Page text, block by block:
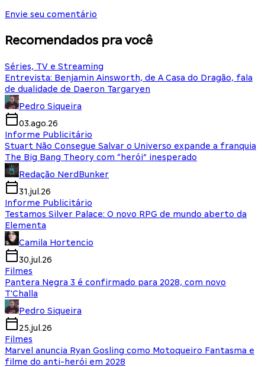
Envie seu comentário
Recomendados pra você
Séries, TV e Streaming
Entrevista: Benjamin Ainsworth, de A Casa do Dragão, fala
de dualidade de Daeron Targaryen
Pedro Siqueira
03.ago.26
Informe Publicitário
Stuart Não Consegue Salvar o Universo expande a franquia
The Big Bang Theory com “herói” inesperado
Redação NerdBunker
31.jul.26
Informe Publicitário
Testamos Silver Palace: O novo RPG de mundo aberto da
Elementa
Camila Hortencio
30.jul.26
Filmes
Pantera Negra 3 é confirmado para 2028, com novo
T'Challa
Pedro Siqueira
25.jul.26
Filmes
Marvel anuncia Ryan Gosling como Motoqueiro Fantasma e
filme do anti-herói em 2028